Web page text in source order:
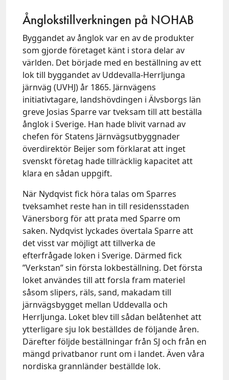
Ånglokstillverkningen på NOHAB
Byggandet av ånglok var en av de produkter
som gjorde företaget känt i stora delar av
världen. Det började med en beställning av ett
lok till byggandet av Uddevalla-Herrljunga
järnväg (UVHJ) år 1865. Järnvägens
initiativtagare, landshövdingen i Älvsborgs län
greve Josias Sparre var tveksam till att beställa
ånglok i Sverige. Han hade blivit varnad av
chefen för Statens Järnvägsutbyggnader
överdirektör Beijer som förklarat att inget
svenskt företag hade tillräcklig kapacitet att
klara en sådan uppgift.
När Nydqvist fick höra talas om Sparres
tveksamhet reste han in till residensstaden
Vänersborg för att prata med Sparre om
saken. Nydqvist lyckades övertala Sparre att
det visst var möjligt att tillverka de
efterfrågade loken i Sverige. Därmed fick
”Verkstan” sin första lokbeställning. Det första
loket användes till att forsla fram materiel
såsom slipers, räls, sand, makadam till
järnvägsbygget mellan Uddevalla och
Herrljunga. Loket blev till sådan belåtenhet att
ytterligare sju lok beställdes de följande åren.
Därefter följde beställningar från SJ och från en
mängd privatbanor runt om i landet. Även våra
nordiska grannländer beställde lok.